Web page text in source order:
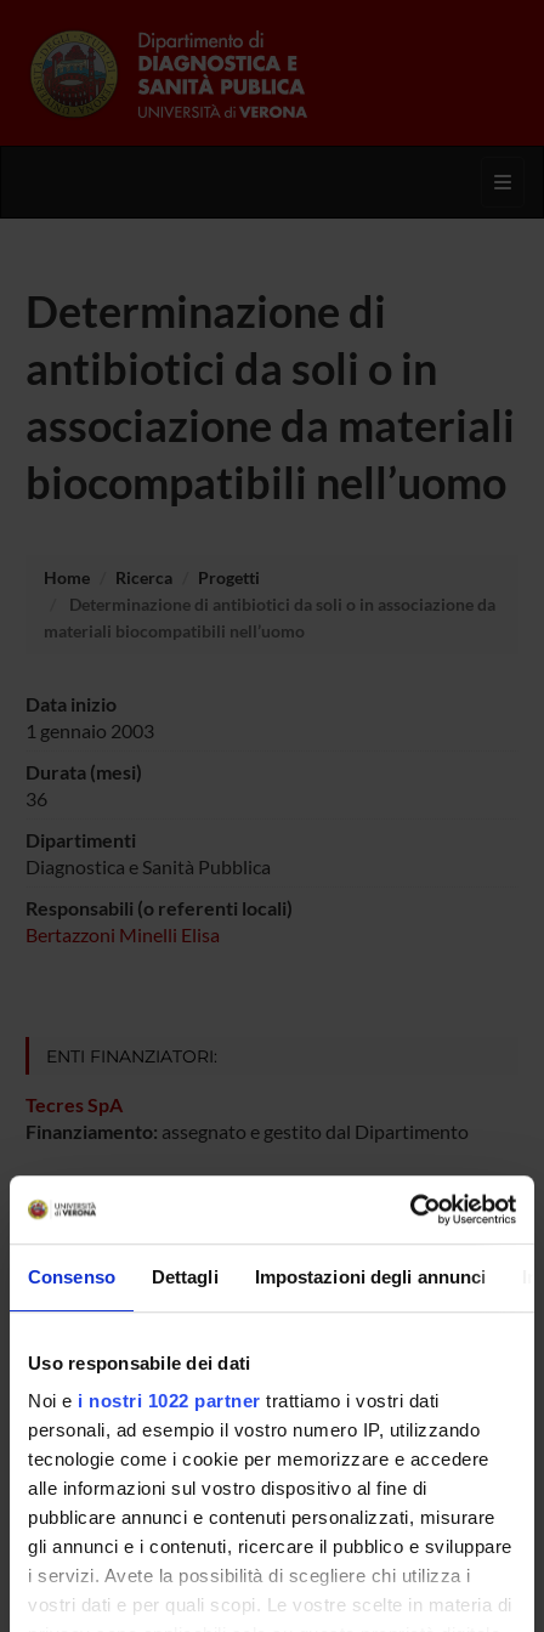
Consenso Dettagli Impostazioni degli annunci
Uso responsabile dei dati
Noi e i nostri 1022 partner trattiamo i vostri dati
personali, ad esempio il vostro numero IP, utilizzando
tecnologie come i cookie per memorizzare e accedere
alle informazioni sul vostro dispositivo al fine di
pubblicare annunci e contenuti personalizzati, misurare
gli annunci e i contenuti, ricercare il pubblico e sviluppare
i servizi. Avete la possibilità di scegliere chi utilizza i
vostri dati e per quali scopi. Le vostre scelte in materia di
Determinazione di
antibiotici da soli o in
associazione da materiali
biocompatibili nell’uomo
Home Ricerca
Progetti
Determinazione di antibiotici da soli o in associazione da
materiali biocompatibili nell’uomo
Data inizio
1 gennaio 2003
Durata (mesi)
36
Dipartimenti
Diagnostica e Sanità Pubblica
Responsabili (o referenti locali)
Bertazzoni Minelli Elisa
ENTI FINANZIATORI:
Tecres SpA
Finanziamento: assegnato e gestito dal Dipartimento
Elisa Bertazzoni Minelli
Farmacologia
ATTIVITÀ
AREE DI RICERCA